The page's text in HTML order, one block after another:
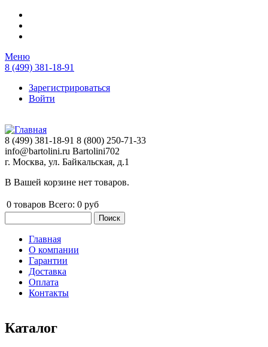
Перейти к основному содержанию
Меню
8 (499) 381-18-91
Зарегистрироваться
Войти
8 (499) 381-18-91 8 (800) 250-71-33
info@bartolini.ru Bartolini702
г. Москва, ул. Байкальская, д.1
В Вашей корзине нет товаров.
0 товаров Всего: 0 руб
Главное меню
Главная
О компании
Гарантии
Доставка
Оплата
Контакты
Каталог